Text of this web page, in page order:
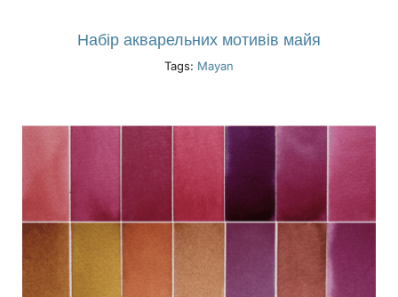
Підписатися
Набір акварельних мотивів майя
Tags: Mayan